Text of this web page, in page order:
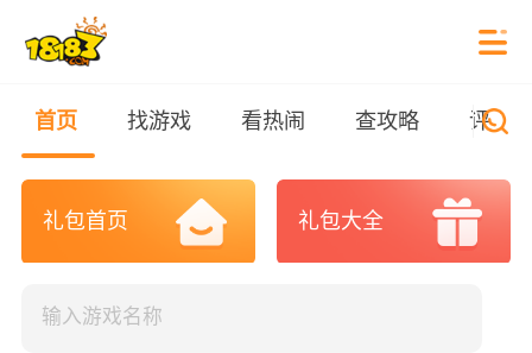
首页 找游戏 看热闹 查攻略 评测
礼包首页 礼包大全